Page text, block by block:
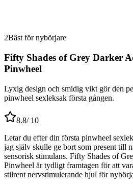
2Bäst för nybörjare
Fifty Shades of Grey Darker
Pinwheel
Lyxig design och smidig vikt gör den
pinwheel sexleksak första gången.
8.8/ 10
Letar du efter din första pinwheel
jag själv skulle ge bort som present till
sensorisk stimulans. Fifty Shades of
Pinwheel är tydligt framtagen för att
stilrent nervstimulerande hjul för